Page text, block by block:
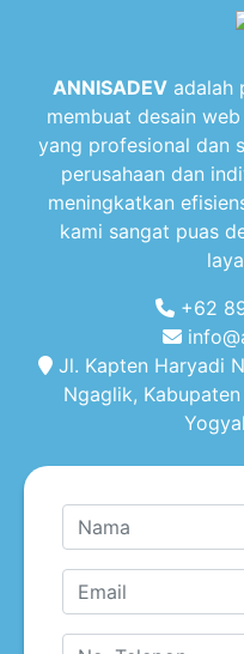
ANNISADEVadalah
membuat desain
yang profesional dan
perusahaan dan
meningkatkan
kami sangat puas
+62
Jl. Kapten Haryadi
Ngaglik,